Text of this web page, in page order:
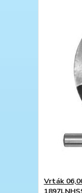
Vrták